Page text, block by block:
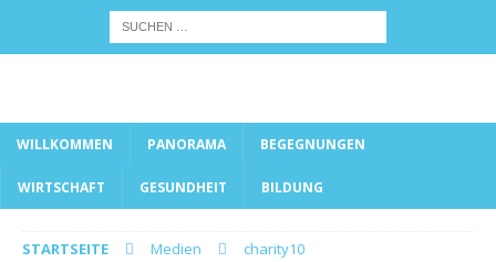
WILLKOMMEN PANORAMA BEGEGNUNGEN
WIRTSCHAFT GESUNDHEIT BILDUNG
STARTSEITE Medien charity10